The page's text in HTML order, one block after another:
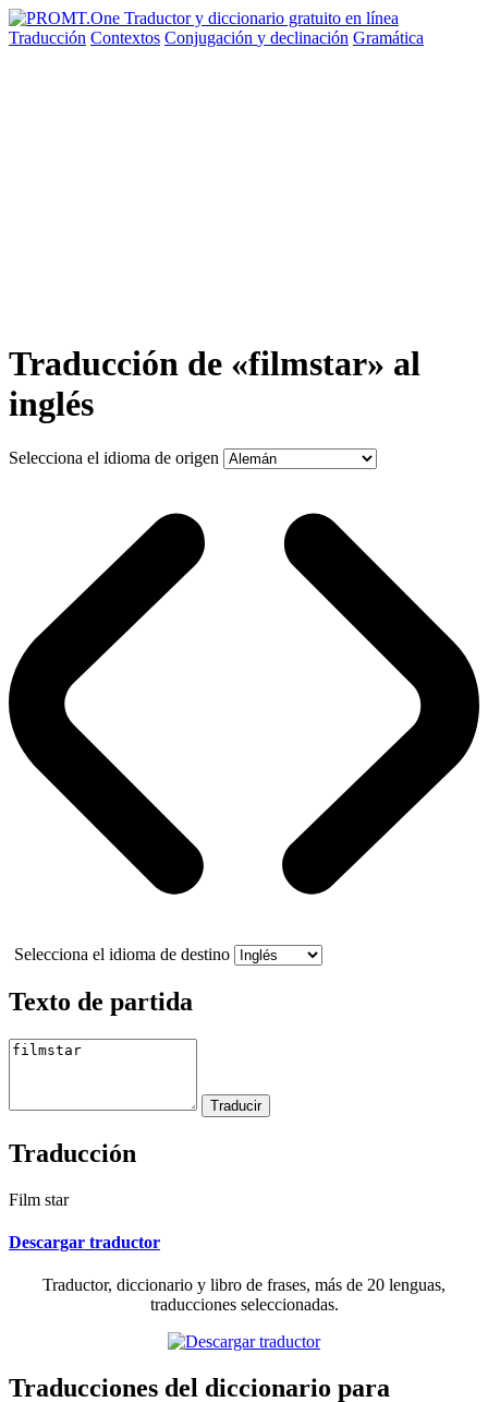
Traducción Contextos Conjugación y declinación Gramática
Traducción de «filmstar» al
inglés
Selecciona el idioma de origen
Selecciona el idioma de destino
Texto de partida
Traducción
Film star
Descargar traductor
Traductor, diccionario y libro de frases, más de 20 lenguas,
traducciones seleccionadas.
Traducciones del diccionario para